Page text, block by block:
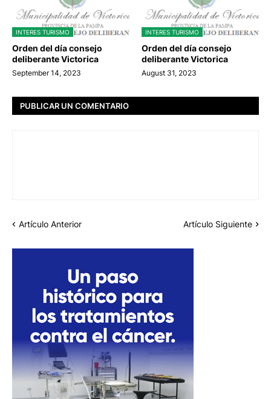
INTERES TURISMO
Orden del día consejo
deliberante Victorica
September 14, 2023
INTERES TURISMO
Orden del día consejo
deliberante Victorica
August 31, 2023
PUBLICAR UN COMENTARIO
Artículo Anterior Artículo Siguiente